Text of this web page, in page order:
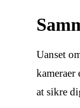
Uanset
at sikre